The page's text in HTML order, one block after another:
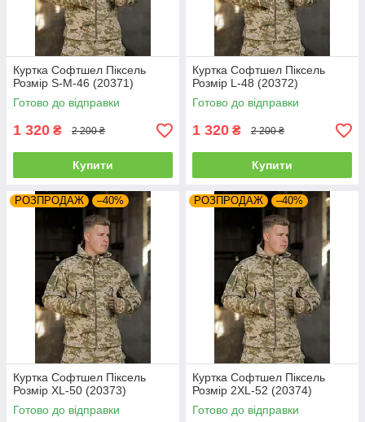
Куртка Софтшел Піксель
Розмір S-M-46 (20371)
Готово до відправки
1 320 ₴ 2 200 ₴
Купити
Куртка Софтшел Піксель
Розмір L-48 (20372)
Готово до відправки
1 320 ₴ 2 200 ₴
Купити
РОЗПРОДАЖ –40%
Куртка Софтшел Піксель
Розмір XL-50 (20373)
Готово до відправки
РОЗПРОДАЖ –40%
Куртка Софтшел Піксель
Розмір 2XL-52 (20374)
Готово до відправки